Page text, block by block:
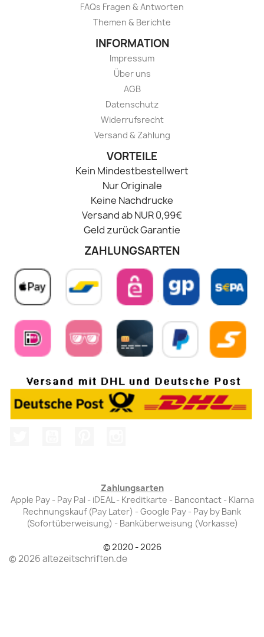
FAQs Fragen & Antworten
Themen & Berichte
INFORMATION
Impressum
Über uns
AGB
Datenschutz
Widerrufsrecht
Versand & Zahlung
VORTEILE
Kein Mindestbestellwert
Nur Originale
Keine Nachdrucke
Versand ab NUR 0,99€
Geld zurück Garantie
ZAHLUNGSARTEN
Zahlungsarten
Apple Pay - Pay Pal - iDEAL - Kreditkarte - Bancontact - Klarna
Rechnungskauf (Pay Later) - Google Pay - Pay by Bank
(Sofortüberweisung) - Banküberweisung (Vorkasse)
© 2020 - 2026
© 2026 altezeitschriften.de